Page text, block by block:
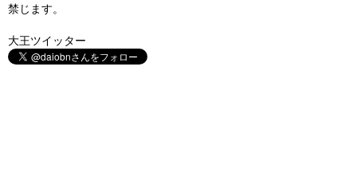
禁じます。
大王ツイッター